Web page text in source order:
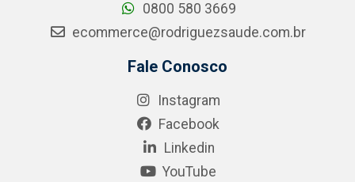
0800 580 3669
ecommerce@rodriguezsaude.com.br
Fale Conosco
Instagram
Facebook
Linkedin
YouTube